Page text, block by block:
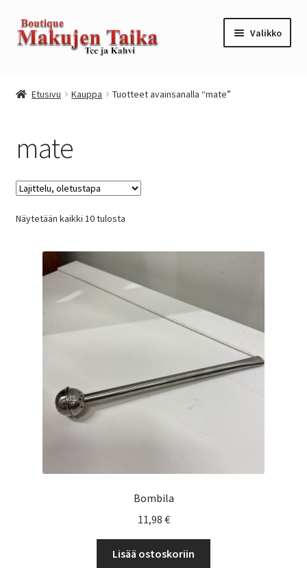
Siirry
navigointiin
Siirry
sisältöön
Valikko
Kassa
Kauppa
Oma tili
Ostoskori
Tilaus- ja sopimusehdot
Etusivu Kauppa Tuotteet avainsanalla “mate”
mate
Näytetään kaikki 10 tulosta
Bombila
11,98 €
Lisää ostoskoriin